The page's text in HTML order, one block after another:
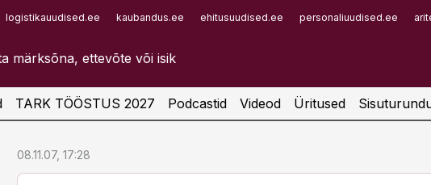
logistikauudised.ee kaubandus.ee ehitusuudised.ee personaliuudised.ee
Infopank
TARK TÖÖSTUS 2027 Podcastid Videod Üritused
08.11.07, 17:28